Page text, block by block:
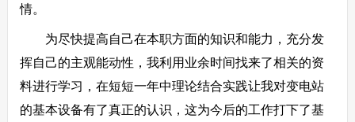
情。
为尽快提高自己在本职方面的知识和能力，充分发
挥自己的主观能动性，我利用业余时间找来了相关的资
料进行学习，在短短一年中理论结合实践让我对变电站
的基本设备有了真正的认识，这为今后的工作打下了基